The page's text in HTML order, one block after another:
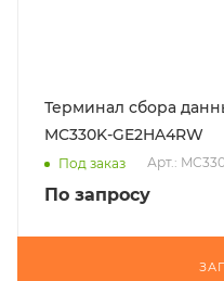
Терминал сбора
MC330K-GE2HA4RW
Под заказ Арт.:
По запросу